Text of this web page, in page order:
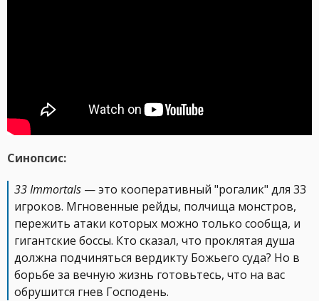
Синопсис:
33 Immortals — это кооперативный "рогалик" для 33
игроков. Мгновенные рейды, полчища монстров,
пережить атаки которых можно только сообща, и
гигантские боссы. Кто сказал, что проклятая душа
должна подчиняться вердикту Божьего суда? Но в
борьбе за вечную жизнь готовьтесь, что на вас
обрушится гнев Господень.